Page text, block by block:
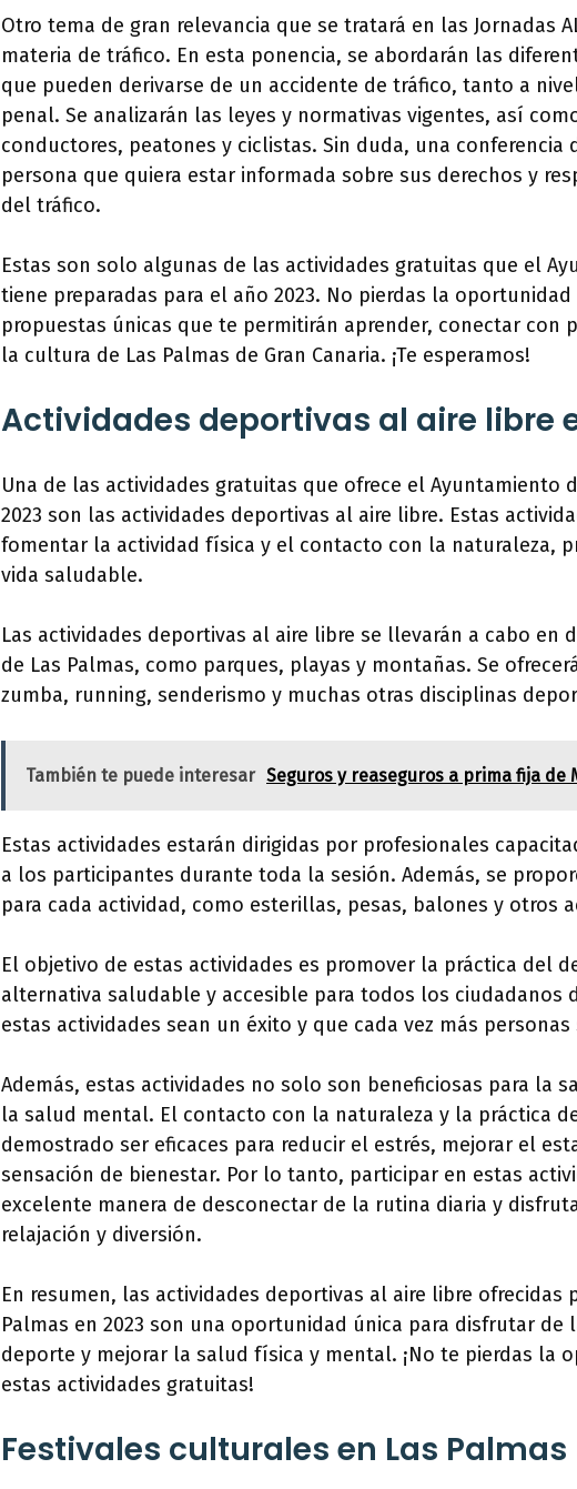
Otro tema de gran relevancia que se tratará en las Jornadas
materia de tráfico. En esta ponencia, se abordarán las
que pueden derivarse de un accidente de tráfico, tanto a
penal. Se analizarán las leyes y normativas vigentes, así
conductores, peatones y ciclistas. Sin duda, una conferencia
persona que quiera estar informada sobre sus derechos y
del tráfico.
Estas son solo algunas de las actividades gratuitas que el
tiene preparadas para el año 2023. No pierdas la
propuestas únicas que te permitirán aprender, conectar con
la cultura de Las Palmas de Gran Canaria. ¡Te esperamos!
Actividades deportivas al aire libre
Una de las actividades gratuitas que ofrece el Ayuntamiento
2023 son las actividades deportivas al aire libre. Estas
fomentar la actividad física y el contacto con la naturaleza,
vida saludable.
Las actividades deportivas al aire libre se llevarán a cabo en
de Las Palmas, como parques, playas y montañas. Se
zumba, running, senderismo y muchas otras disciplinas
También te puede interesar Seguros y reaseguros a prima fija de
Estas actividades estarán dirigidas por profesionales
a los participantes durante toda la sesión. Además, se
para cada actividad, como esterillas, pesas, balones y otros
El objetivo de estas actividades es promover la práctica del
alternativa saludable y accesible para todos los ciudadanos
estas actividades sean un éxito y que cada vez más
Además, estas actividades no solo son beneficiosas para la
la salud mental. El contacto con la naturaleza y la práctica
demostrado ser eficaces para reducir el estrés, mejorar el
sensación de bienestar. Por lo tanto, participar en estas
excelente manera de desconectar de la rutina diaria y
relajación y diversión.
En resumen, las actividades deportivas al aire libre ofrecidas
Palmas en 2023 son una oportunidad única para disfrutar de
deporte y mejorar la salud física y mental. ¡No te pierdas la
estas actividades gratuitas!
Festivales culturales en Las Palmas